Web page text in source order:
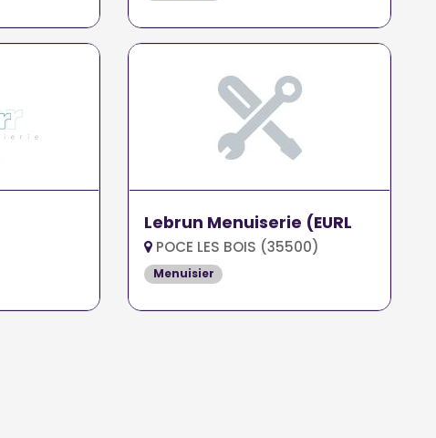
Lebrun Menuiserie (EURL
POCE LES BOIS (35500)
Menuisier